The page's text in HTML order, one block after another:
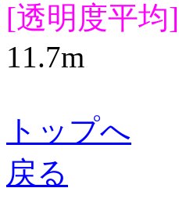
[透明度平均]
11.7m
トップへ
戻る